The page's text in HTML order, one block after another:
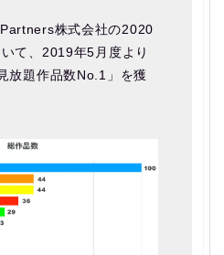
株式会社の2020
て、2019年5月度より
放題作品数No.1」を獲